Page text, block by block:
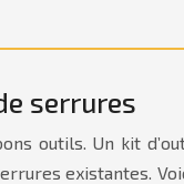
serrures
outils. Un kit
existantes.